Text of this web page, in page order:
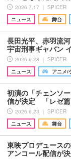
2026.7.17 ｜ SPICER
ニュース
舞台
長田光平、赤羽流
宇宙刑事ギャバン
2026.6.28 ｜ SPICER
ニュース
アニメ/
初演の「チェンソ
信が決定 「レゼ篇
2026.6.23 ｜ SPICER
ニュース
舞台
東映プロデュース
アンコール配信が